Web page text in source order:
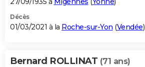
Décès
01/03/2021 à la Roche-sur-Yon (Vendée)
Bernard ROLLINAT (71 ans)